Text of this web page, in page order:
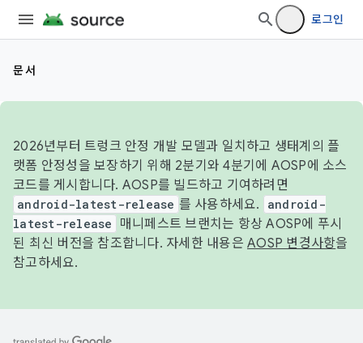
로그인
문서
2026년부터 트렁크 안정 개발 모델과 일치하고 생태계의 플
랫폼 안정성을 보장하기 위해 2분기와 4분기에 AOSP에 소스
코드를 게시합니다. AOSP를 빌드하고 기여하려면
android-latest-release 를 사용하세요.
android-
latest-release
매니페스트 브랜치는 항상 AOSP에 푸시
된 최신 버전을 참조합니다. 자세한 내용은 AOSP 변경사항을
참고하세요.